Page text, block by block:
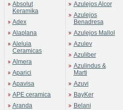
Absolut
Keramika
Adex
Alaplana
Aleluia
Ceramicas
Almera
Aparici
Apavisa
APE ceramica
Aranda
Azulejos Alcor
Azulejos
Benadresa
Azulejos Mallol
Azulev
Azuliber
Azulindus &
Marti
Azuvi
BayKer
Belani